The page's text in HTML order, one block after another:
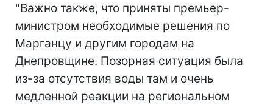
"Важно также, что приняты премьер-
министром необходимые решения по
Марганцу и другим городам на
Днепровщине. Позорная ситуация была
из-за отсутствия воды там и очень
медленной реакции на региональном